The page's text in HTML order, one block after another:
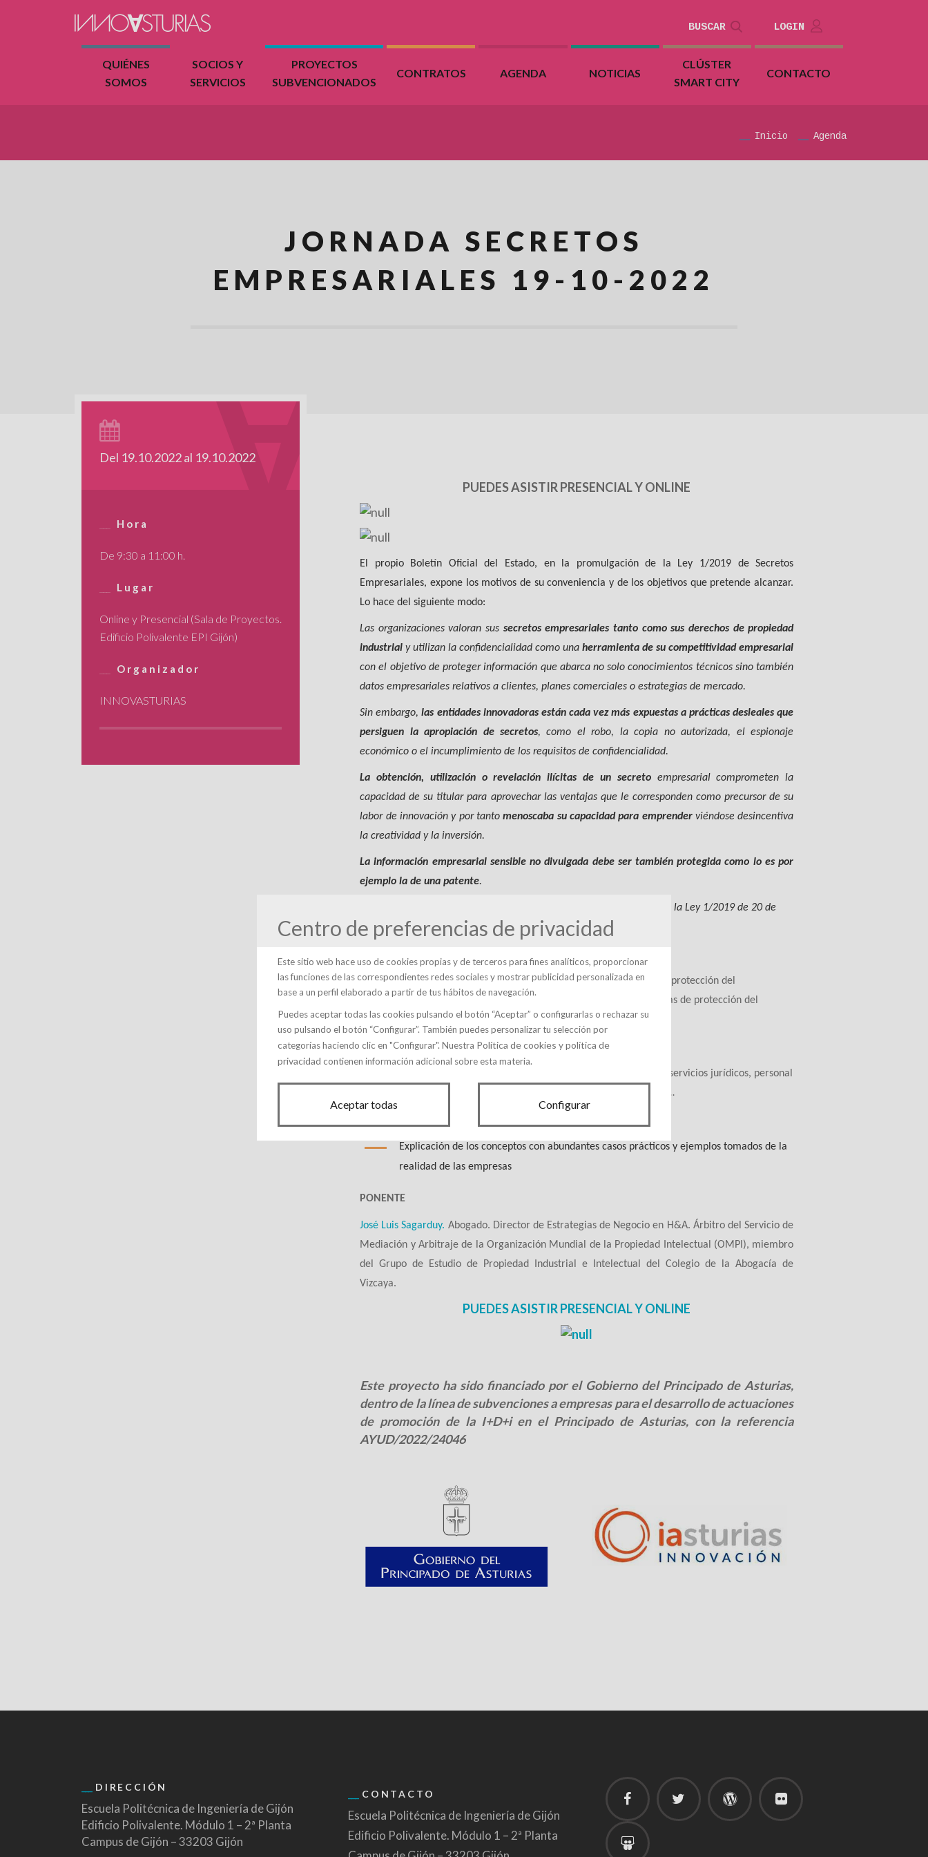
BUSCAR LOGIN
QUIÉNES
SOMOS
SOCIOS Y
SERVICIOS
PROYECTOS
SUBVENCIONADOS
CONTRATOS AGENDA NOTICIAS
CLÚSTER
SMART CITY
CONTACTO
Inicio Agenda
JORNADA SECRETOS
EMPRESARIALES 19-10-2022
Del 19.10.2022 al 19.10.2022
Hora
De 9:30 a 11:00 h.
Lugar
Online y Presencial (Sala de Proyectos.
Edificio Polivalente EPI Gijón)
Organizador
INNOVASTURIAS
PUEDES ASISTIR PRESENCIAL Y ONLINE
El propio Boletín Oficial del Estado, en la promulgación de la Ley 1/2019 de Secretos
Empresariales, expone los motivos de su conveniencia y de los objetivos que pretende alcanzar.
Lo hace del siguiente modo:
Las organizaciones valoran sus secretos empresariales tanto como sus derechos de propiedad
industrial y utilizan la confidencialidad como unaherramienta de su competitividad empresarial
con el objetivo de proteger información que abarca no solo conocimientos técnicos sino también
datos empresariales relativos a clientes, planes comerciales o estrategias de mercado.
Sin embargo,las entidades innovadoras están cada vez más expuestas a prácticas desleales que
persiguen la apropiación de secretos, como el robo, la copia no autorizada, el espionaje
económico o el incumplimiento de los requisitos de confidencialidad.
La obtención, utilización o revelación ilícitas de un secretoempresarial comprometen la
capacidad de su titular para aprovechar las ventajas que le corresponden como precursor de su
labor de innovación y por tantomenoscaba su capacidad para emprenderviéndose desincentiva
la creatividad y la inversión.
La información empresarial sensible no divulgada debe ser también protegida como lo es por
ejemplo la de una patente.
Extracto del BOE de 21 de febrero de 2019. Exposición de motivos de la Ley 1/2019 de 20 de
febrero)
Dar a conocer a las, empresas, universidades y demás interesados la protección del
conocimiento vía secreto empresarial como alternativa a otras formas de protección del
conocimiento, sus requisitos y operatividad práctica
DIRIGIDO A:
Directores y gerentes de empresa, directores de I+D, letrados de los servicios jurídicos, personal
de la Administraciones Públicas, Universidades, centros tecnológicos…
Explicación de los conceptos con abundantes casos prácticos y ejemplos tomados de la
realidad de las empresas
PONENTE
José Luis Sagarduy. Abogado. Director de Estrategias de Negocio en H&A. Árbitro del Servicio de
Mediación y Arbitraje de la Organización Mundial de la Propiedad Intelectual (OMPI), miembro
del Grupo de Estudio de Propiedad Industrial e Intelectual del Colegio de la Abogacía de
Vizcaya.
PUEDES ASISTIR PRESENCIAL Y ONLINE
Este proyecto ha sido financiado por el Gobierno del Principado de Asturias,
dentro de la línea de subvenciones a empresas para el desarrollo de actuaciones
de promoción de la I+D+i en el Principado de Asturias, con la referencia
AYUD/2022/24046
DIRECCIÓN
Escuela Politécnica de Ingeniería de Gijón
Edificio Polivalente. Módulo 1 – 2ª Planta
Campus de Gijón – 33203 Gijón
CONTACTO
Escuela Politécnica de Ingeniería de Gijón
Edificio Polivalente. Módulo 1 – 2ª Planta
Centro de preferencias de privacidad
Este sitio web hace uso de cookies propias y de terceros para fines analíticos, proporcionar
las funciones de las correspondientes redes sociales y mostrar publicidad personalizada en
base a un perfil elaborado a partir de tus hábitos de navegación.
Puedes aceptar todas las cookies pulsando el botón “Aceptar” o configurarlas o rechazar su
uso pulsando el botón “Configurar”. También puedes personalizar tu selección por
categorías haciendo clic en "Configurar". Nuestra Política de cookies ypolítica de
privacidad contienen información adicional sobre esta materia.
Aceptar todas Configurar